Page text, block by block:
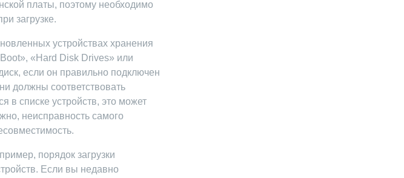
платы, поэтому необходимо
загрузке.
устройствах хранения
«Hard Disk Drives» или
если он правильно подключен
должны соответствовать
в списке устройств, это может
неисправность самого
порядок загрузки
Если вы недавно